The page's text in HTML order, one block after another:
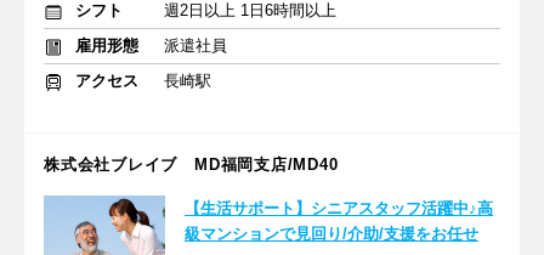
シフト
週2日以上 1日6時間以上
雇用形態
派遣社員
アクセス
長崎駅
株式会社ブレイブ MD福岡支店/MD40
【生活サポート】シニアスタッフ活躍中♪高
級マンションで見回り/介助/支援をお任せ